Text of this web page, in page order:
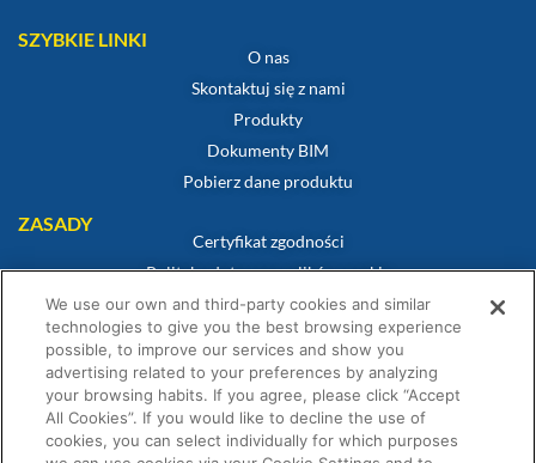
SZYBKIE LINKI
O nas
Skontaktuj się z nami
Produkty
Dokumenty BIM
Pobierz dane produktu
ZASADY
Certyfikat zgodności
Polityka dotycząca plików cookie
Zastrzeżenie
Polityka prywatności
Warunki sprzedaży
Oświadczenie gwarancyjne
Warunki Konkursu
We use our own and third-party cookies and similar
technologies to give you the best browsing experience
possible, to improve our services and show you
advertising related to your preferences by analyzing
your browsing habits. If you agree, please click “Accept
All Cookies”. If you would like to decline the use of
cookies, you can select individually for which purposes